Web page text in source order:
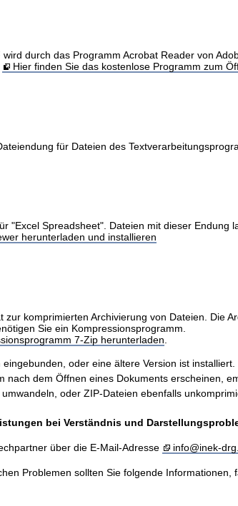
durch das Programm Acrobat Reader von
Hier finden Sie das kostenlose Programm zum
für Dateien des
"Excel Spreadsheet". Dateien mit dieser
herunterladen und installieren
komprimierten Archivierung von Dateien. Die
Sie ein Kompressionsprogramm.
7-Zip herunterladen.
oder eine ältere Version ist installiert.
nach dem Öffnen eines Dokuments erscheinen,
oder ZIP-Dateien ebenfalls
bei Verständnis und
über die E-Mail-Adresse info@inek-
Problemen sollten Sie folgende Informationen,